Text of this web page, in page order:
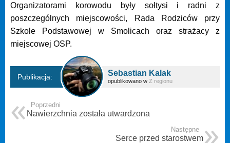
Organizatorami korowodu były sołtysi i radni z
poszczególnych miejscowości, Rada Rodziców przy
Szkole Podstawowej w Smolicach oraz strażacy z
miejscowej OSP.
Publikacja: Sebastian Kalak
opublikowano w Z regionu
Poprzedni
Nawierzchnia została utwardzona
Następne
Serce przed starostwem